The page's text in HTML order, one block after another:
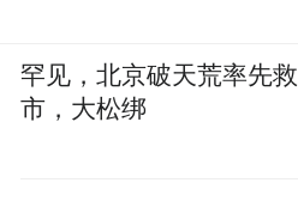
罕见，北京破天荒率先救
市，大松绑